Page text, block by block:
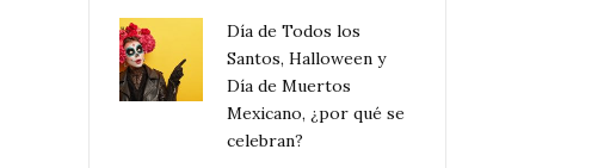
Día de Todos los
Santos, Halloween y
Día de Muertos
Mexicano, ¿por qué se
celebran?